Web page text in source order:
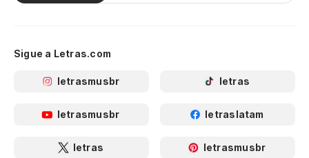
Sigue a Letras.com
letrasmusbr letras
letrasmusbr letraslatam
letras letrasmusbr